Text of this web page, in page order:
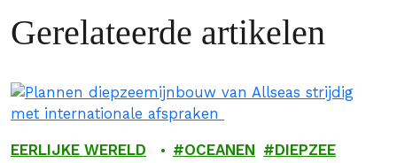
Gerelateerde artikelen
EERLIJKE WERELD OCEANEN DIEPZEE